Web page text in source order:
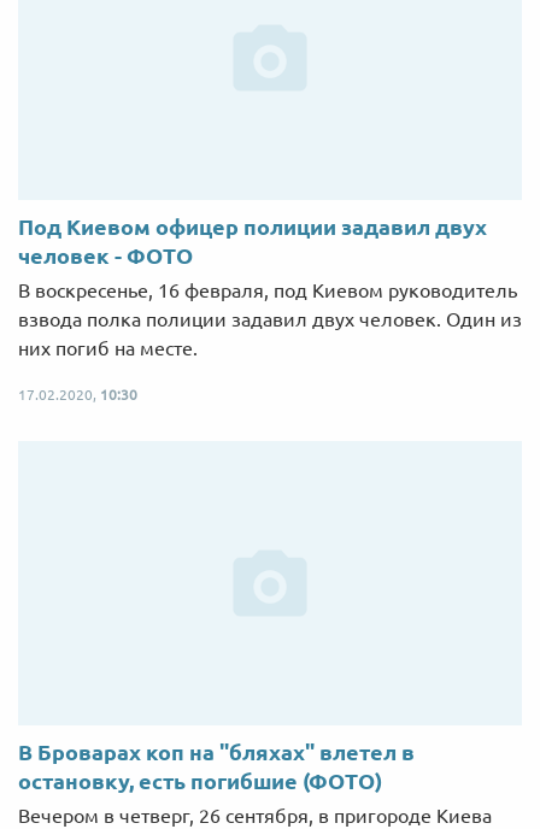
Под Киевом офицер полиции задавил двух
человек - ФОТО
В воскресенье, 16 февраля, под Киевом руководитель
взвода полка полиции задавил двух человек. Один из
них погиб на месте.
17.02.2020, 10:30
В Броварах коп на "бляхах" влетел в
остановку, есть погибшие (ФОТО)
Вечером в четверг, 26 сентября, в пригороде Киева